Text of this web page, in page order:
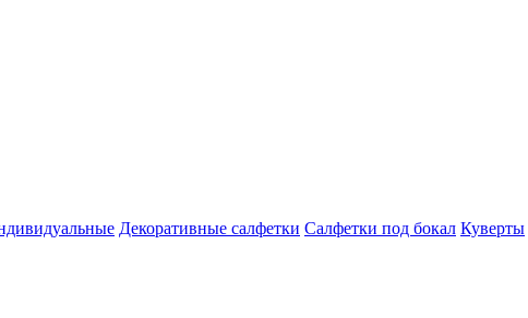
Декоративные салфетки Салфетки под бокал Куверты